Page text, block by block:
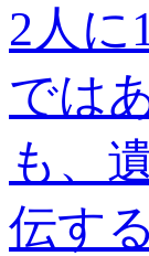
2人
では
も、
伝す